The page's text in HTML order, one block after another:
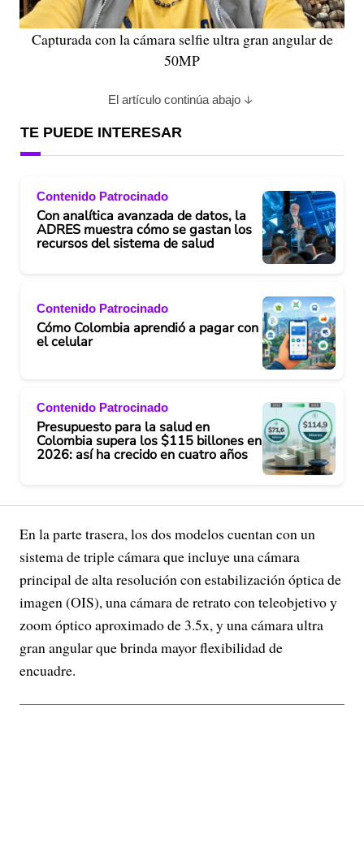
Capturada con la cámara selfie ultra gran angular de
50MP
El artículo continúa abajo
TE PUEDE INTERESAR
Contenido Patrocinado
Con analítica avanzada de datos, la
ADRES muestra cómo se gastan los
recursos del sistema de salud
Contenido Patrocinado
Cómo Colombia aprendió a pagar con
el celular
Contenido Patrocinado
Presupuesto para la salud en
Colombia supera los $115 billones en
2026: así ha crecido en cuatro años
En la parte trasera, los dos modelos cuentan con un
sistema de triple cámara que incluye una cámara
principal de alta resolución con estabilización óptica de
imagen (OIS), una cámara de retrato con teleobjetivo y
zoom óptico aproximado de 3.5x, y una cámara ultra
gran angular que brinda mayor flexibilidad de
encuadre.